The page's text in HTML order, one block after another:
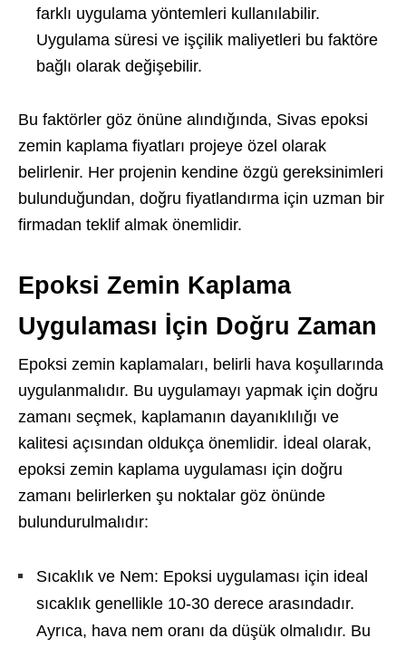
farklı uygulama yöntemleri kullanılabilir.
Uygulama süresi ve işçilik maliyetleri bu faktöre
bağlı olarak değişebilir.
Bu faktörler göz önüne alındığında, Sivas epoksi
zemin kaplama fiyatları projeye özel olarak
belirlenir. Her projenin kendine özgü gereksinimleri
bulunduğundan, doğru fiyatlandırma için uzman bir
firmadan teklif almak önemlidir.
Epoksi Zemin Kaplama
Uygulaması İçin Doğru Zaman
Epoksi zemin kaplamaları, belirli hava koşullarında
uygulanmalıdır. Bu uygulamayı yapmak için doğru
zamanı seçmek, kaplamanın dayanıklılığı ve
kalitesi açısından oldukça önemlidir. İdeal olarak,
epoksi zemin kaplama uygulaması için doğru
zamanı belirlerken şu noktalar göz önünde
bulundurulmalıdır:
Sıcaklık ve Nem: Epoksi uygulaması için ideal
sıcaklık genellikle 10-30 derece arasındadır.
Ayrıca, hava nem oranı da düşük olmalıdır. Bu